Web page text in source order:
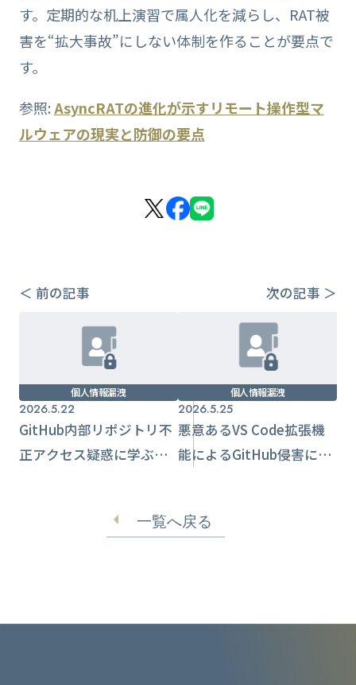
す。定期的な机上演習で属人化を減らし、RAT被
害を“拡大事故”にしない体制を作ることが要点で
す。
参照:AsyncRATの進化が示すリモート操作型マ
ルウェアの現実と防御の要点
＜ 前の記事 次の記事 ＞
個人情報漏洩
2026.5.22
GitHub内部リポジトリ不
正アクセス疑惑に学ぶ開
個人情報漏洩
2026.5.25
悪意あるVS Code拡張機
能によるGitHub侵害に学
一覧へ戻る